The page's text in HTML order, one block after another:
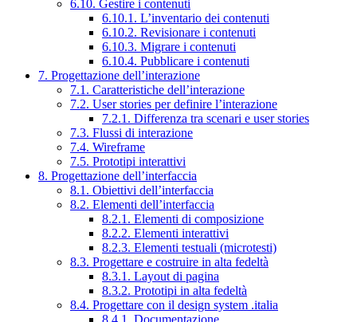
6.10. Gestire i contenuti
6.10.1. L’inventario dei contenuti
6.10.2. Revisionare i contenuti
6.10.3. Migrare i contenuti
6.10.4. Pubblicare i contenuti
7. Progettazione dell’interazione
7.1. Caratteristiche dell’interazione
7.2. User stories per definire l’interazione
7.2.1. Differenza tra scenari e user stories
7.3. Flussi di interazione
7.4. Wireframe
7.5. Prototipi interattivi
8. Progettazione dell’interfaccia
8.1. Obiettivi dell’interfaccia
8.2. Elementi dell’interfaccia
8.2.1. Elementi di composizione
8.2.2. Elementi interattivi
8.2.3. Elementi testuali (microtesti)
8.3. Progettare e costruire in alta fedeltà
8.3.1. Layout di pagina
8.3.2. Prototipi in alta fedeltà
8.4. Progettare con il design system .italia
8.4.1. Documentazione